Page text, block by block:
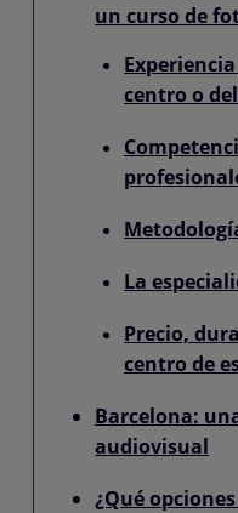
un curso de
centro o
La
Precio,
centro de
Barcelona:
audiovisual
¿Qué